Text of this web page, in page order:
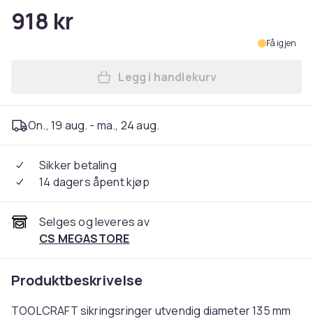
918 kr
Få igjen
Legg TOOLCRAFT
Legg i handlekurv
On., 19 aug. - ma., 24 aug.
Sikker betaling
14 dagers åpent kjøp
Selges og leveres av
CS MEGASTORE
Produktbeskrivelse
TOOLCRAFT sikringsringer utvendig diameter 135 mm